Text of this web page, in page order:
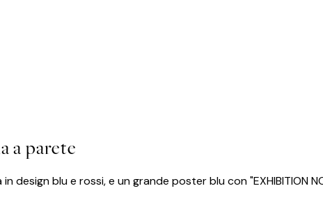
a parete
design blu e rossi, e un grande poster blu con "EXHIBITION